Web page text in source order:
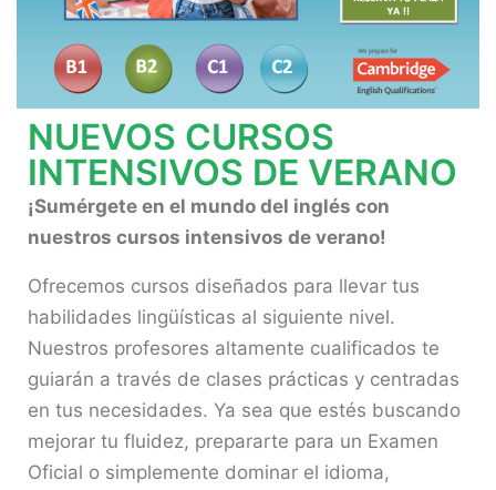
NUEVOS CURSOS
INTENSIVOS DE VERANO
¡Sumérgete en el mundo del inglés con
nuestros cursos intensivos de verano!
Ofrecemos cursos diseñados para llevar tus
habilidades lingüísticas al siguiente nivel.
Nuestros profesores altamente cualificados te
guiarán a través de clases prácticas y centradas
en tus necesidades. Ya sea que estés buscando
mejorar tu fluidez, prepararte para un Examen
Oficial o simplemente dominar el idioma,